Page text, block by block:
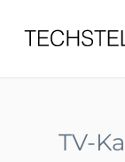
TV-